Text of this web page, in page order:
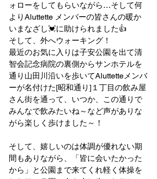
ォローをしてもらいながら…そして何
よりAluttette メンバーの皆さんの暖か
いまなざし💓に助けられました👍
そして、外へウォーキング！
最近のお気に入りは子安公園を出て清
智会記念病院の裏側からサンホテルを
通り山田川沿いを歩いてAluttetteメンバ
ーが名付けた[昭和通り]１丁目の飲み屋
さん街を通って、いつか、この通りで
みんなで飲みたいね～など声がありな
がら楽しく歩けました～！
そして、嬉しいのは体調が優れない期
間もありながら、「皆に会いたかった
から」と公園まで来てくれ軽く体操を